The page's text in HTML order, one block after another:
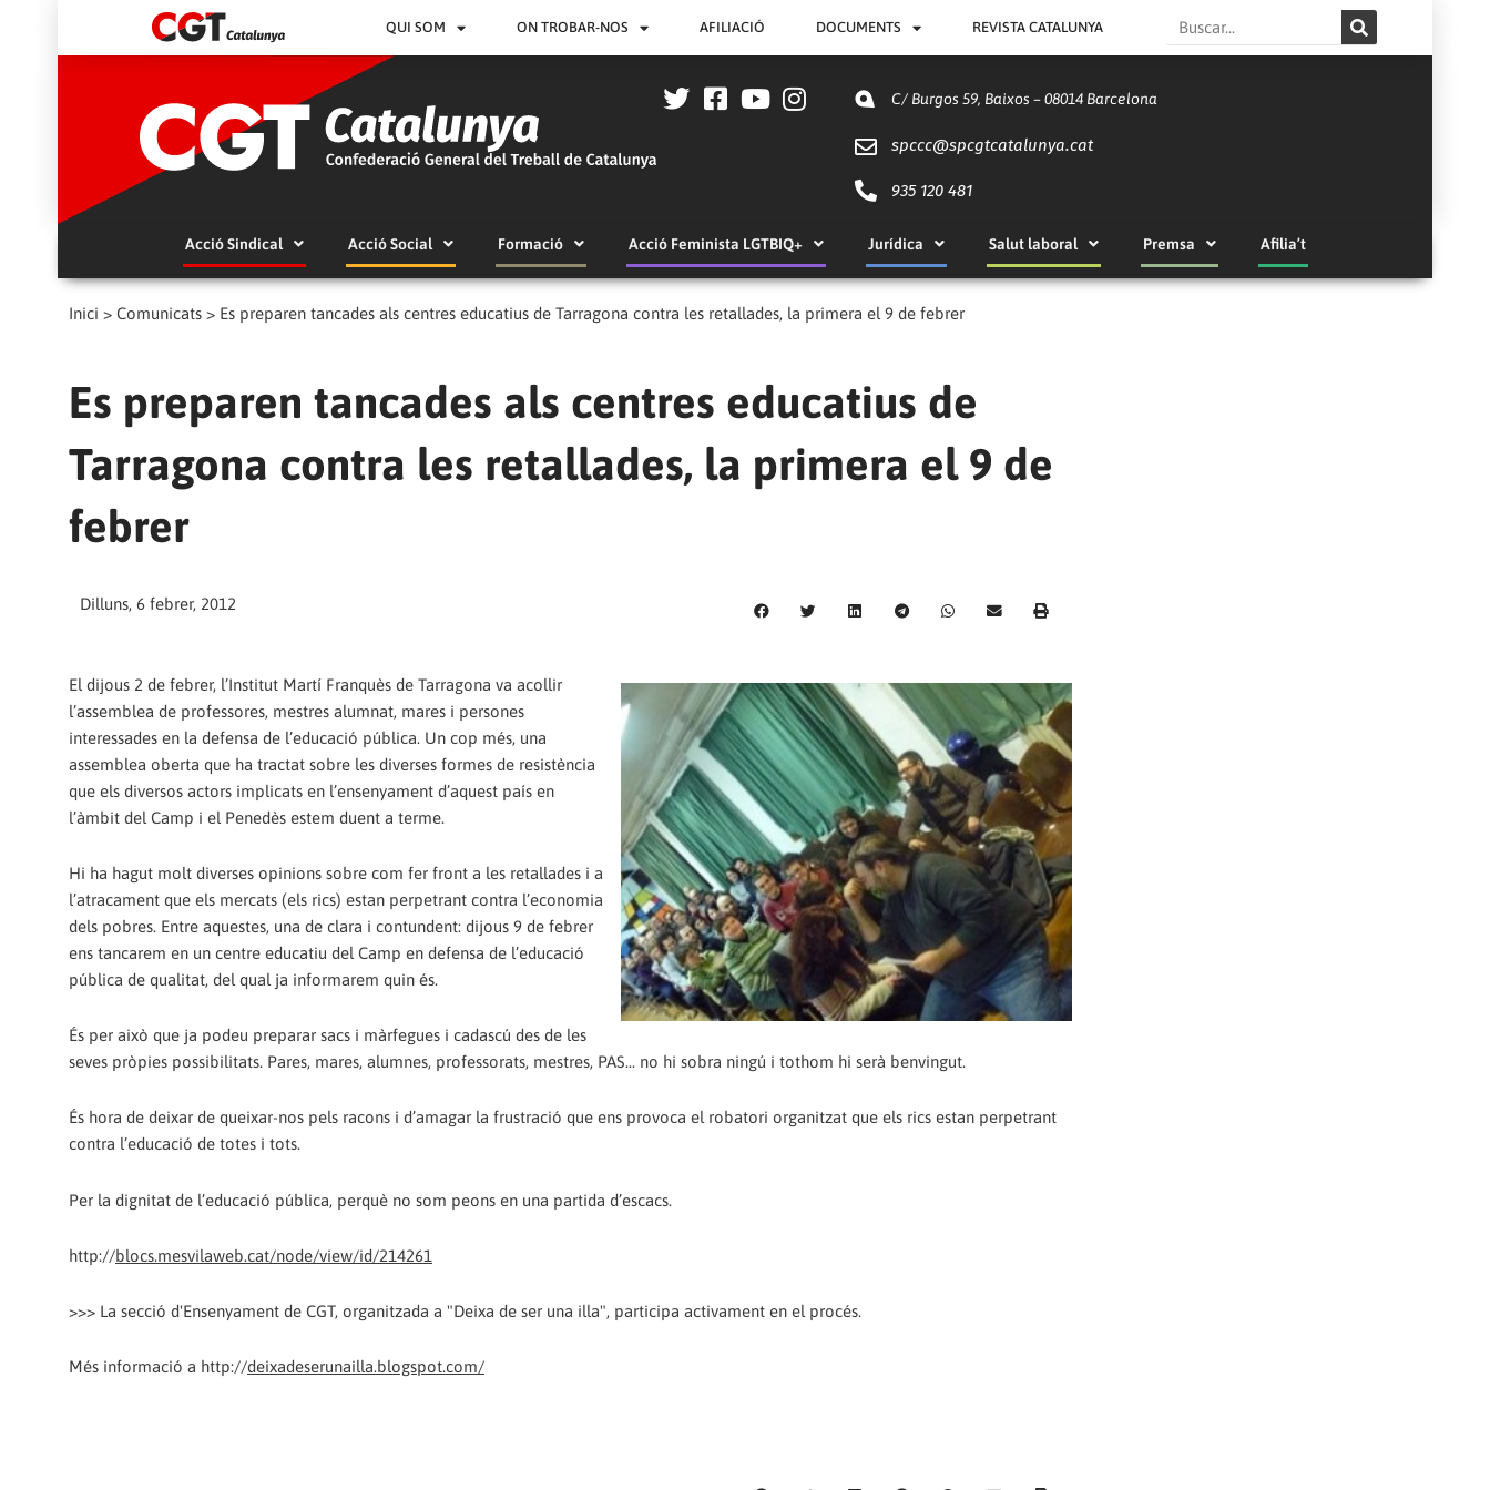
QUI SOM ON TROBAR-NOS AFILIACIÓ DOCUMENTS REVISTA CATALUNYA Search
C/ Burgos 59, Baixos – 08014 Barcelona
spccc@spcgtcatalunya.cat
935 120 481
Acció Sindical Acció Social Formació Acció Feminista LGTBIQ+ Jurídica Salut laboral Premsa Afilia’t
Inici > Comunicats > Es preparen tancades als centres educatius de Tarragona contra les retallades, la primera el 9 de febrer
Es preparen tancades als centres educatius de
Tarragona contra les retallades, la primera el 9 de
febrer
Dilluns, 6 febrer, 2012
El dijous 2 de febrer, l’Institut Martí Franquès de Tarragona va acollir
l’assemblea de professores, mestres alumnat, mares i persones
interessades en la defensa de l’educació pública. Un cop més, una
assemblea oberta que ha tractat sobre les diverses formes de resistència
que els diversos actors implicats en l’ensenyament d’aquest país en
l’àmbit del Camp i el Penedès estem duent a terme.
Hi ha hagut molt diverses opinions sobre com fer front a les retallades i a
l’atracament que els mercats (els rics) estan perpetrant contra l’economia
dels pobres. Entre aquestes, una de clara i contundent: dijous 9 de febrer
ens tancarem en un centre educatiu del Camp en defensa de l’educació
pública de qualitat, del qual ja informarem quin és.
És per això que ja podeu preparar sacs i màrfegues i cadascú des de les
seves pròpies possibilitats. Pares, mares, alumnes, professorats, mestres, PAS... no hi sobra ningú i tothom hi serà benvingut.
És hora de deixar de queixar-nos pels racons i d’amagar la frustració que ens provoca el robatori organitzat que els rics estan perpetrant
contra l’educació de totes i tots.
Per la dignitat de l’educació pública, perquè no som peons en una partida d’escacs.
http://blocs.mesvilaweb.cat/node/view/id/214261
>>> La secció d'Ensenyament de CGT, organitzada a "Deixa de ser una illa", participa activament en el procés.
Més informació a http://deixadeserunailla.blogspot.com/